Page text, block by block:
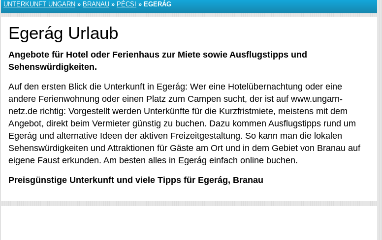
UNTERKUNFT UNGARN » BRANAU » PÉCSI » EGERÁG
Egerág Urlaub
Angebote für Hotel oder Ferienhaus zur Miete sowie Ausflugstipps und
Sehenswürdigkeiten.
Auf den ersten Blick die Unterkunft in Egerág: Wer eine Hotelübernachtung oder eine
andere Ferienwohnung oder einen Platz zum Campen sucht, der ist auf www.ungarn-
netz.de richtig: Vorgestellt werden Unterkünfte für die Kurzfristmiete, meistens mit dem
Angebot, direkt beim Vermieter günstig zu buchen. Dazu kommen Ausflugstipps rund um
Egerág und alternative Ideen der aktiven Freizeitgestaltung. So kann man die lokalen
Sehenswürdigkeiten und Attraktionen für Gäste am Ort und in dem Gebiet von Branau auf
eigene Faust erkunden. Am besten alles in Egerág einfach online buchen.
Preisgünstige Unterkunft und viele Tipps für Egerág, Branau